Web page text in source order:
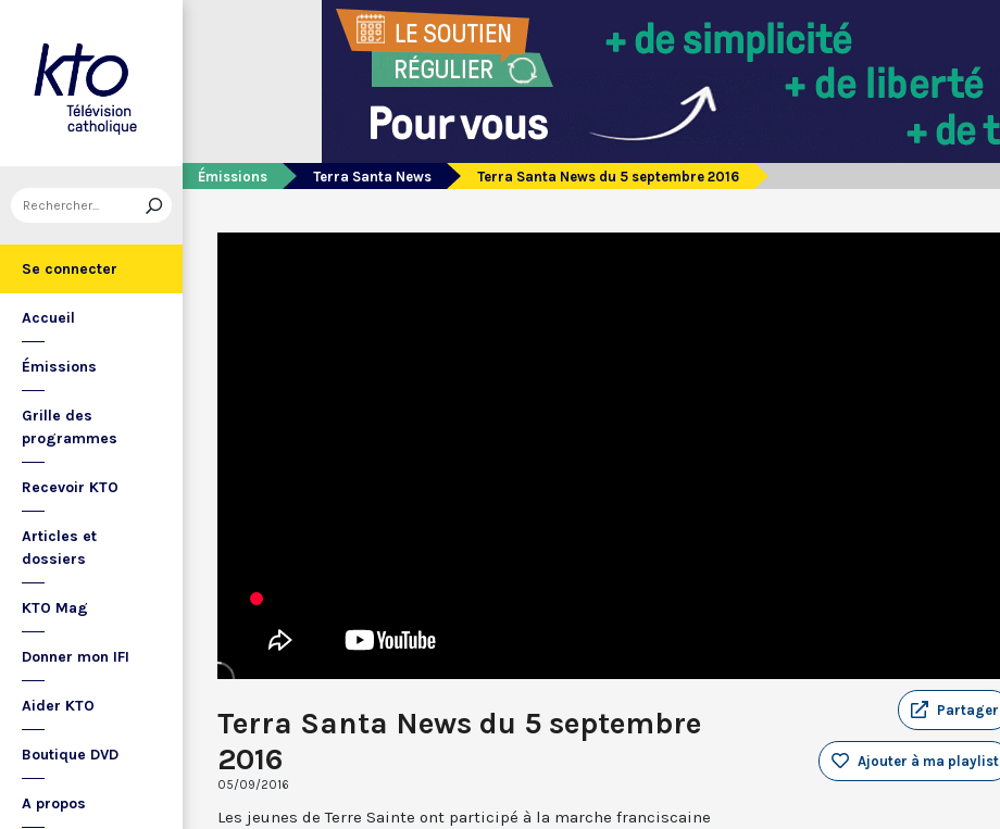
Se connecter
Accueil
Émissions
Grille des
programmes
Recevoir KTO
Articles et
dossiers
KTO Mag
Donner mon IFI
Aider KTO
Boutique DVD
A propos
Émissions Terra Santa News Terra Santa News du 5 septembre 2016
Terra Santa News du 5 septembre
2016
05/09/2016
Partager
Ajouter à ma playlist
Les jeunes de Terre Sainte ont participé à la marche franciscaine